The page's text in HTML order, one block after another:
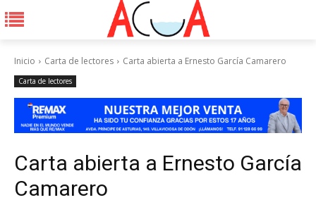
Inicio Carta de lectores Carta abierta a Ernesto García Camarero
Carta de lectores
Carta abierta a Ernesto García
Camarero